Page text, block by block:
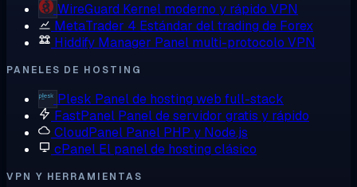
WireGuard Kernel moderno y rápido VPN
MetaTrader 4 Estándar del trading de Forex
Hiddify Manager Panel multi-protocolo VPN
PANELES DE HOSTING
Plesk Panel de hosting web full-stack
FastPanel Panel de servidor gratis y rápido
CloudPanel Panel PHP y Node.js
cPanel El panel de hosting clásico
VPN Y HERRAMIENTAS